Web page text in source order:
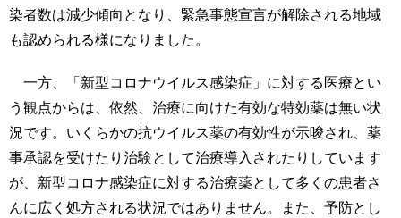
す
る
い
合
わ
せ
交
職
員
専
染者数は減少傾向となり、緊急事態宣言が解除される地域
も認められる様になりました。
一方、「新型コロナウイルス感染症」に対する医療とい
う観点からは、依然、治療に向けた有効な特効薬は無い状
況です。いくらかの抗ウイルス薬の有効性が示唆され、薬
事承認を受けたり治験として治療導入されたりしています
が、新型コロナ感染症に対する治療薬として多くの患者さ
んに広く処方される状況ではありません。また、予防とし